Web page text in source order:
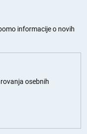
informacije o novih
osebnih